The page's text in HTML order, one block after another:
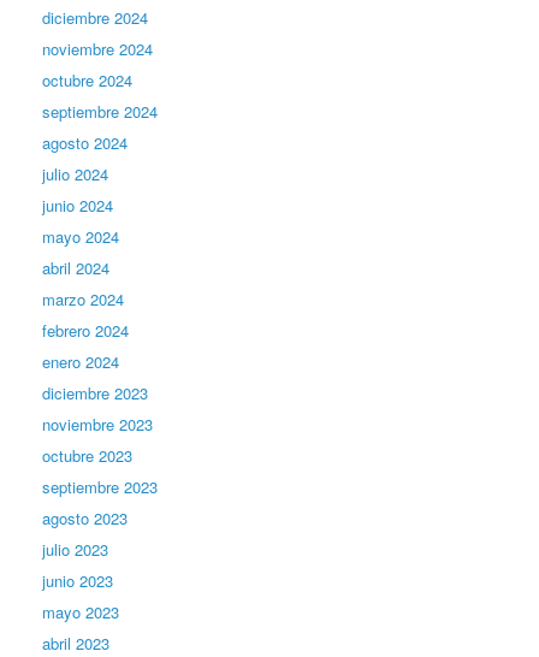
diciembre 2024
noviembre 2024
octubre 2024
septiembre 2024
agosto 2024
julio 2024
junio 2024
mayo 2024
abril 2024
marzo 2024
febrero 2024
enero 2024
diciembre 2023
noviembre 2023
octubre 2023
septiembre 2023
agosto 2023
julio 2023
junio 2023
mayo 2023
abril 2023